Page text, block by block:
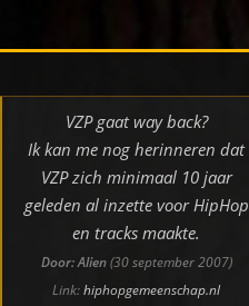
VZP gaat way back?
Ik kan me nog herinneren dat
VZP zich minimaal 10 jaar
geleden al inzette voor HipHop
en tracks maakte.
Door: Alien(30 september 2007)
Link:hiphopgemeenschap.nl